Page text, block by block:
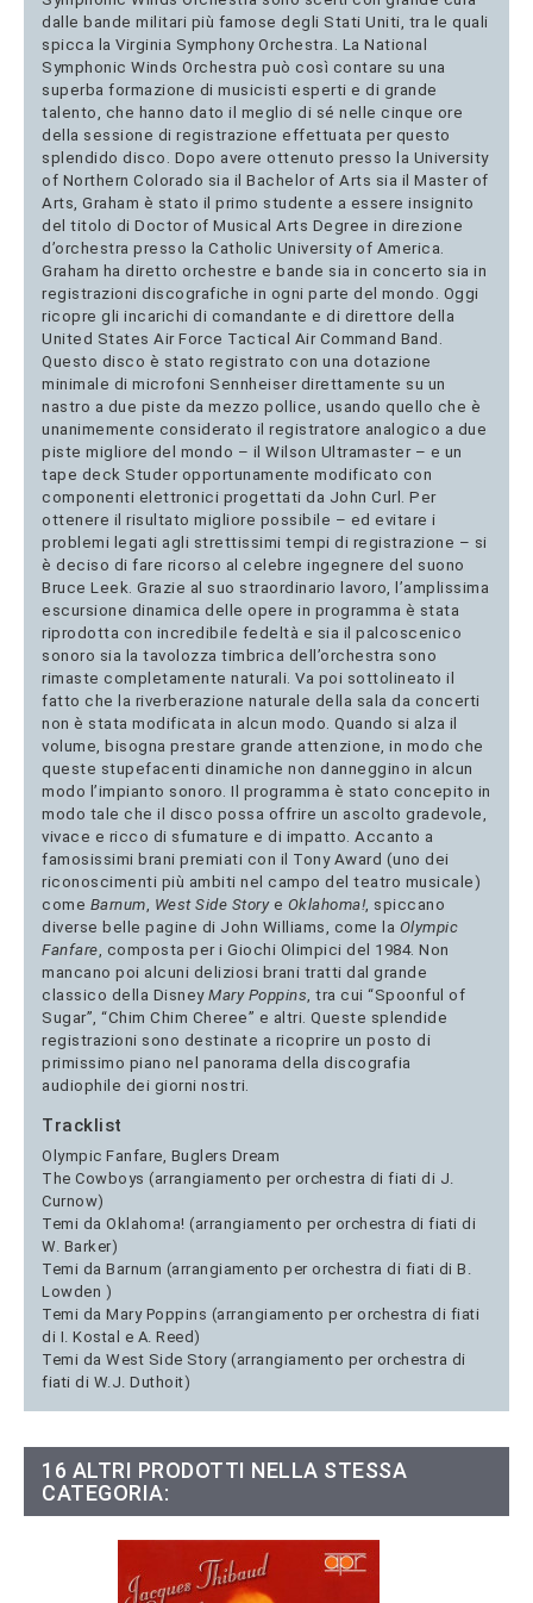
dalle bande militari più famose degli Stati Uniti, tra le quali
spicca la Virginia Symphony Orchestra. La National
Symphonic Winds Orchestra può così contare su una
superba formazione di musicisti esperti e di grande
talento, che hanno dato il meglio di sé nelle cinque ore
della sessione di registrazione effettuata per questo
splendido disco. Dopo avere ottenuto presso la University
of Northern Colorado sia il Bachelor of Arts sia il Master of
Arts, Graham è stato il primo studente a essere insignito
del titolo di Doctor of Musical Arts Degree in direzione
d’orchestra presso la Catholic University of America.
Graham ha diretto orchestre e bande sia in concerto sia in
registrazioni discografiche in ogni parte del mondo. Oggi
ricopre gli incarichi di comandante e di direttore della
United States Air Force Tactical Air Command Band.
Questo disco è stato registrato con una dotazione
minimale di microfoni Sennheiser direttamente su un
nastro a due piste da mezzo pollice, usando quello che è
unanimemente considerato il registratore analogico a due
piste migliore del mondo – il Wilson Ultramaster – e un
tape deck Studer opportunamente modificato con
componenti elettronici progettati da John Curl. Per
ottenere il risultato migliore possibile – ed evitare i
problemi legati agli strettissimi tempi di registrazione – si
è deciso di fare ricorso al celebre ingegnere del suono
Bruce Leek. Grazie al suo straordinario lavoro, l’amplissima
escursione dinamica delle opere in programma è stata
riprodotta con incredibile fedeltà e sia il palcoscenico
sonoro sia la tavolozza timbrica dell’orchestra sono
rimaste completamente naturali. Va poi sottolineato il
fatto che la riverberazione naturale della sala da concerti
non è stata modificata in alcun modo. Quando si alza il
volume, bisogna prestare grande attenzione, in modo che
queste stupefacenti dinamiche non danneggino in alcun
modo l’impianto sonoro. Il programma è stato concepito in
modo tale che il disco possa offrire un ascolto gradevole,
vivace e ricco di sfumature e di impatto. Accanto a
famosissimi brani premiati con il Tony Award (uno dei
riconoscimenti più ambiti nel campo del teatro musicale)
come Barnum West Side Storye Oklahoma!, spiccano
diverse belle pagine di John Williams, come la Olympic
Fanfare , composta per i Giochi Olimpici del 1984. Non
mancano poi alcuni deliziosi brani tratti dal grande
classico della Disney Mary Poppins , tra cui “Spoonful of
Sugar”, “Chim Chim Cheree” e altri. Queste splendide
registrazioni sono destinate a ricoprire un posto di
primissimo piano nel panorama della discografia
audiophile dei giorni nostri.
Tracklist
Olympic Fanfare, Buglers Dream
The Cowboys (arrangiamento per orchestra di fiati di J.
Curnow)
Temi da Oklahoma! (arrangiamento per orchestra di fiati di
W. Barker)
Temi da Barnum (arrangiamento per orchestra di fiati di B.
Lowden )
Temi da Mary Poppins (arrangiamento per orchestra di fiati
di I. Kostal e A. Reed)
Temi da West Side Story (arrangiamento per orchestra di
fiati di W.J. Duthoit)
16 ALTRI PRODOTTI NELLA STESSA
CATEGORIA: